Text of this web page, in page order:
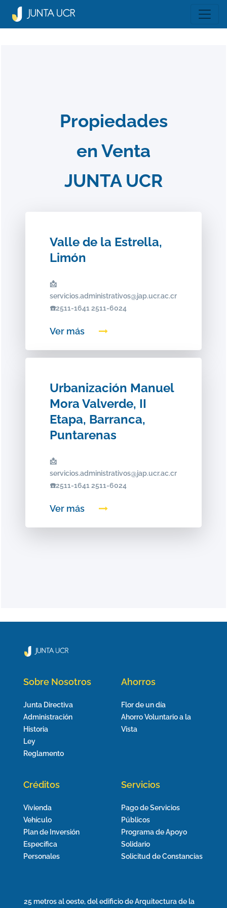
Propiedades
en Venta
JUNTA UCR
Valle de la Estrella,
Limón
📩
servicios.administrativos@jap.ucr.ac.cr
☎️2511-1641 2511-6024
Ver más
Urbanización Manuel
Mora Valverde, II
Etapa, Barranca,
Puntarenas
📩
servicios.administrativos@jap.ucr.ac.cr
☎️2511-1641 2511-6024
Ver más
Sobre Nosotros
Junta Directiva
Administración
Historia
Ley
Reglamento
Ahorros
Flor de un día
Ahorro Voluntario a la
Vista
Créditos
Vivienda
Vehículo
Plan de Inversión
Específica
Personales
Servicios
Pago de Servicios
Públicos
Programa de Apoyo
Solidario
Solicitud de Constancias
25 metros al oeste, del edificio de Arquitectura de la